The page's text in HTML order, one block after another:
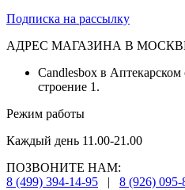
Подписка на рассылку
АДРЕС МАГАЗИНА В
Candlesbox в
строение 1.
Режим работы
Каждый день 11.00-21.00
ПОЗВОНИТЕ НАМ:
8 (499) 394-14-95
| 8 (926) 095-